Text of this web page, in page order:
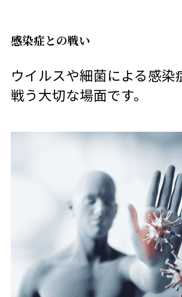
感染症との戦い
ウイルスや細菌による感染
戦う大切な場面です。